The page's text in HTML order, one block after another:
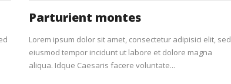
Parturient montes
Lorem ipsum dolor sit amet, consectetur adipisici elit, sed
eiusmod tempor incidunt ut labore et dolore magna
aliqua. Idque Caesaris facere voluntate...